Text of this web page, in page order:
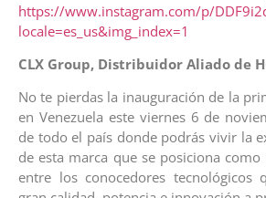
https://www.instagram.com/p/
locale=es_us&img_index=1
CLX Group, Distribuidor Aliado de
No te pierdas la inauguración de la
en Venezuela este viernes 6 de
de todo el país donde podrás vivir la
de esta marca que se posiciona
entre los conocedores tecnológicos